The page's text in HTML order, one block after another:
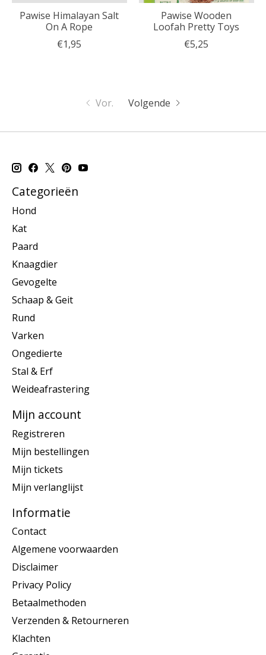
Pawise Himalayan Salt
On A Rope
€1,95
Pawise Wooden
Loofah Pretty Toys
€5,25
Vor. Volgende
Categorieën
Hond
Kat
Paard
Knaagdier
Gevogelte
Schaap & Geit
Rund
Varken
Ongedierte
Stal & Erf
Weideafrastering
Mijn account
Registreren
Mijn bestellingen
Mijn tickets
Mijn verlanglijst
Informatie
Contact
Algemene voorwaarden
Disclaimer
Privacy Policy
Betaalmethoden
Verzenden & Retourneren
Klachten